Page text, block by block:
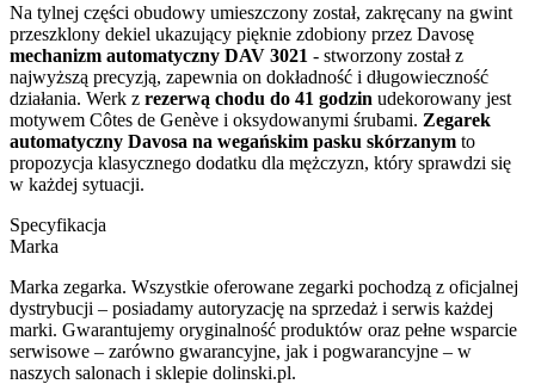
Na tylnej części obudowy umieszczony został, zakręcany na gwint
przeszklony dekiel ukazujący pięknie zdobiony przez Davosę
mechanizm automatyczny DAV 3021 - stworzony został z
najwyższą precyzją, zapewnia on dokładność i długowieczność
działania. Werk z rezerwą chodu do 41 godzin udekorowany jest
motywem Côtes de Genève i oksydowanymi śrubami. Zegarek
automatyczny Davosa na wegańskim pasku skórzanym to
propozycja klasycznego dodatku dla mężczyzn, który sprawdzi się
w każdej sytuacji.
Specyfikacja
Marka
Marka zegarka. Wszystkie oferowane zegarki pochodzą z oficjalnej
dystrybucji – posiadamy autoryzację na sprzedaż i serwis każdej
marki. Gwarantujemy oryginalność produktów oraz pełne wsparcie
serwisowe – zarówno gwarancyjne, jak i pogwarancyjne – w
naszych salonach i sklepie dolinski.pl.